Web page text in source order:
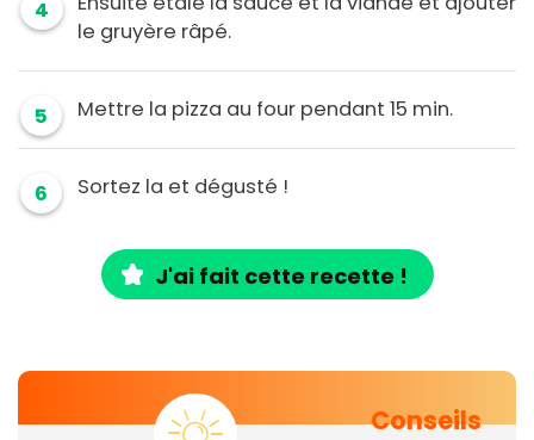
4
le gruyère râpé.
5 Mettre la pizza au four pendant 15 min.
6 Sortez la et dégusté !
J'ai fait cette recette !
Conseils